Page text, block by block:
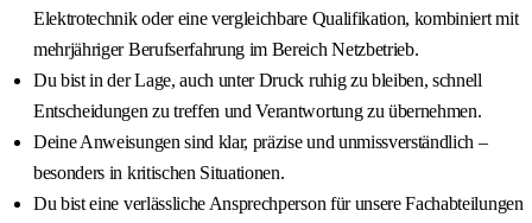
Elektrotechnik oder eine vergleichbare Qualifikation, kombiniert mit
mehrjähriger Berufserfahrung im Bereich Netzbetrieb.
Du bist in der Lage, auch unter Druck ruhig zu bleiben, schnell
Entscheidungen zu treffen und Verantwortung zu übernehmen.
Deine Anweisungen sind klar, präzise und unmissverständlich –
besonders in kritischen Situationen.
Du bist eine verlässliche Ansprechperson für unsere Fachabteilungen